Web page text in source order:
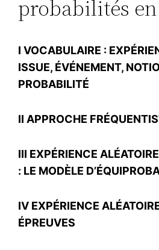
probabilités
I VOCABULAIRE :
ISSUE, ÉVÉNEMENT,
PROBABILITÉ
II APPROCHE
III EXPÉRIENCE
: LE MODÈLE
IV EXPÉRIENCE
ÉPREUVES